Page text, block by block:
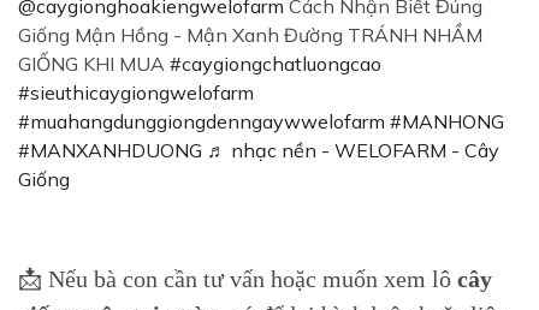
@caygionghoakiengwelofarm Cách Nhận Biết Đúng
Giống Mận Hồng - Mận Xanh Đường TRÁNH NHẦM
GIỐNG KHI MUA #caygiongchatluongcao
#sieuthicaygiongwelofarm
#muahangdunggiongdenngaywwelofarm #MANHONG
#MANXANHDUONG ♬ nhạc nền - WELOFARM - Cây
Giống
📩 Nếu bà con cần tư vấn hoặc muốn xem lô cây